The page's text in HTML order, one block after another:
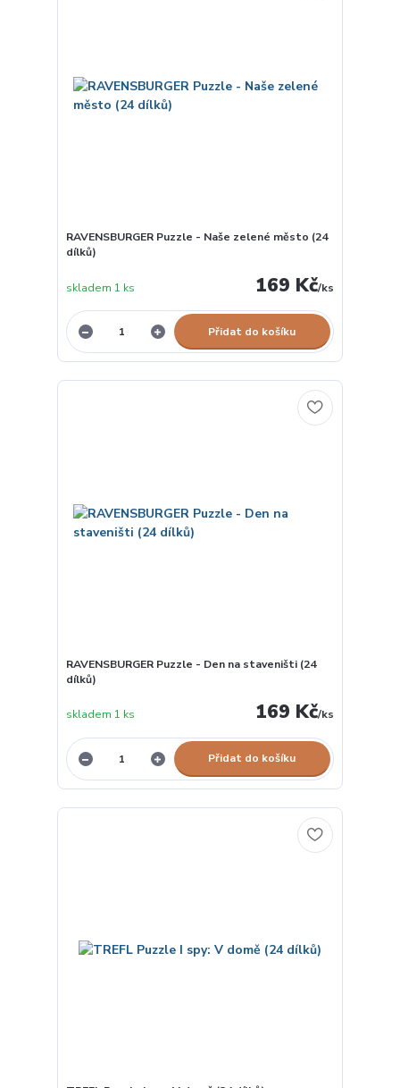
RAVENSBURGER Puzzle - Naše zelené město (24
dílků)
169 Kč/ks
skladem 1 ks
Přidat do košíku
RAVENSBURGER Puzzle - Den na staveništi (24
dílků)
169 Kč/ks
skladem 1 ks
Přidat do košíku